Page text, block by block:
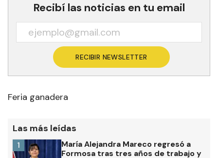
Recibí las noticias en tu email
RECIBIR NEWSLETTER
Feria ganadera
Las más leídas
María Alejandra Mareco regresó a
Formosa tras tres años de trabajo y
1